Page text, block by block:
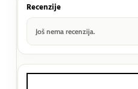
Recenzije
Još nema recenzija.